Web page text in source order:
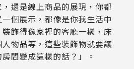
還是線上商品的展現，你都
個展示，都像是你我生活中
飾得像家裡的客廳一樣，床
物品等，這些裝飾物就要讓
間變成這樣的話？」。